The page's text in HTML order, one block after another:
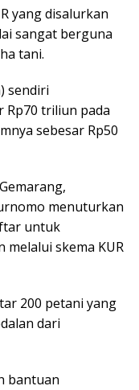
yang disalurkan
sangat berguna
tani.
sendiri
Rp70 triliun pada
sebesar Rp50
menuturkan
untuk
skema KUR
200 petani yang
dari
bantuan